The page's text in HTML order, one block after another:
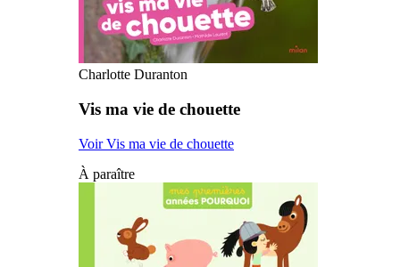
Charlotte Duranton
Vis ma vie de chouette
Voir Vis ma vie de chouette
À paraître